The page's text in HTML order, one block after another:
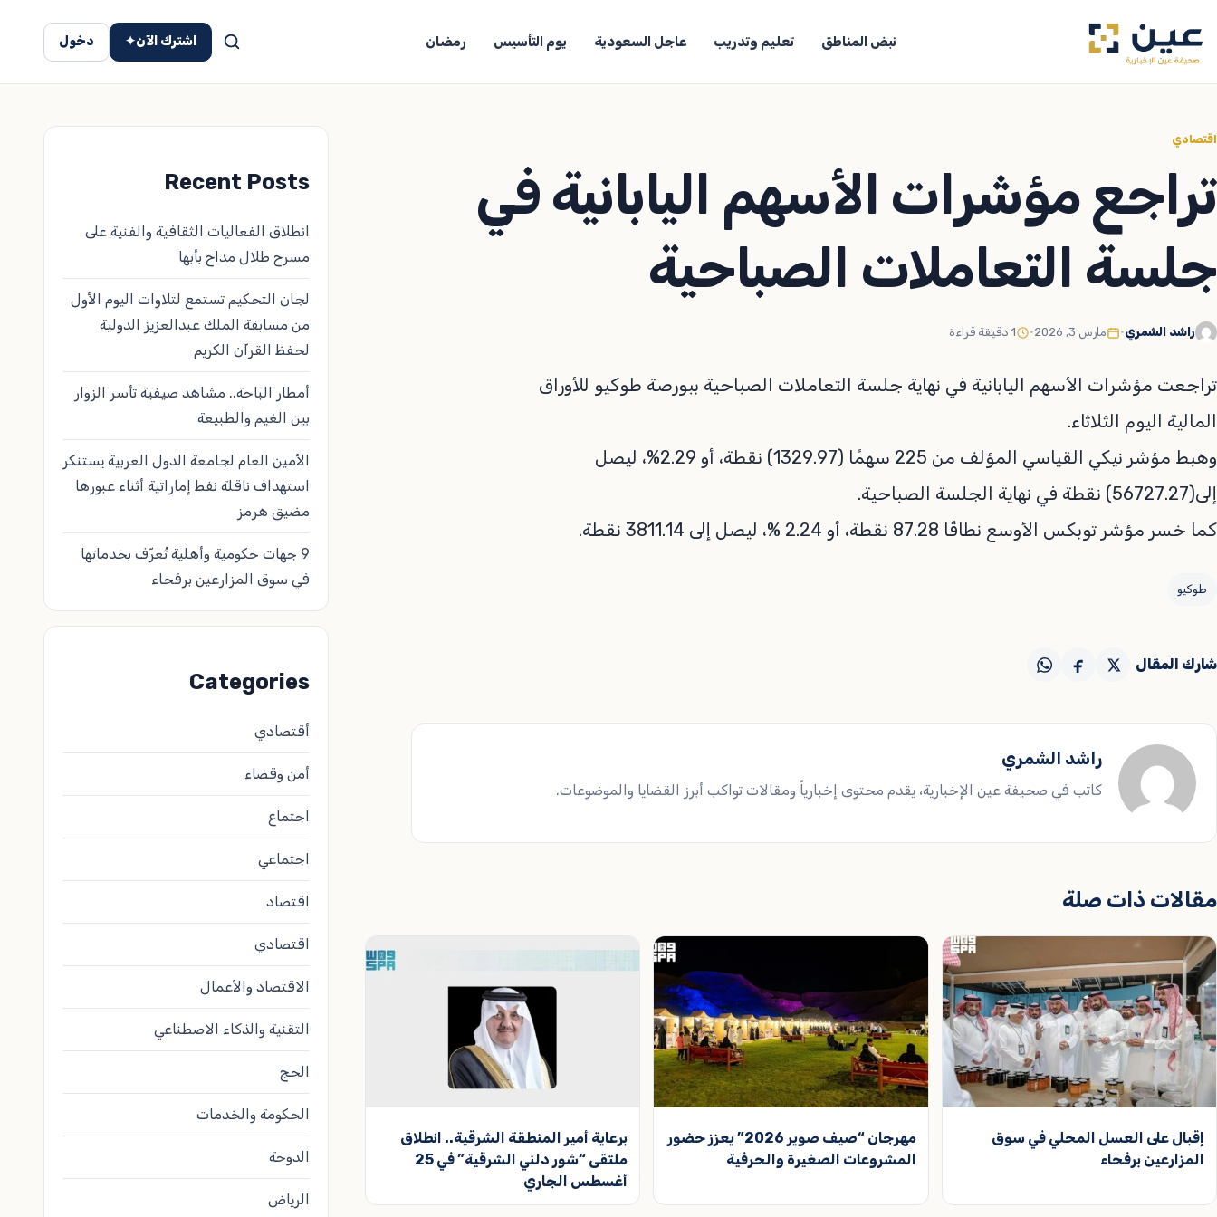
إلى
المحتوى
نبض المناطق تعليم وتدريب عاجل السعودية يوم التأسيس رمضان اشترك الآن✦ دخول
اقتصادي
تراجع مؤشرات الأسهم اليابانية في
جلسة التعاملات الصباحية
راشد الشمري• مارس 3, 2026 • 1 دقيقة قراءة
تراجعت مؤشرات الأسهم اليابانية في نهاية جلسة التعاملات الصباحية ببورصة طوكيو للأوراق
المالية اليوم الثلاثاء.
وهبط مؤشر نيكي القياسي المؤلف من 225 سهمًا (1329.97) نقطة، أو 2.29%، ليصل
إلى(56727.27) نقطة في نهاية الجلسة الصباحية.
كما خسر مؤشر توبكس الأوسع نطاقًا 87.28 نقطة، أو 2.24 %، ليصل إلى 3811.14 نقطة.
طوكيو
شارك المقال
راشد الشمري
كاتب في صحيفة عين الإخبارية، يقدم محتوى إخبارياً ومقالات تواكب أبرز القضايا والموضوعات.
مقالات ذات صلة
إقبال على العسل المحلي في سوق
المزارعين برفحاء
مهرجان “صيف صوير 2026” يعزز حضور
المشروعات الصغيرة والحرفية
برعاية أمير المنطقة الشرقية.. انطلاق
ملتقى “شور دلني الشرقية” في 25
أغسطس الجاري
Recent Posts
انطلاق الفعاليات الثقافية والفنية على
مسرح طلال مداح بأبها
لجان التحكيم تستمع لتلاوات اليوم الأول
من مسابقة الملك عبدالعزيز الدولية
لحفظ القرآن الكريم
أمطار الباحة.. مشاهد صيفية تأسر الزوار
بين الغيم والطبيعة
الأمين العام لجامعة الدول العربية يستنكر
استهداف ناقلة نفط إماراتية أثناء عبورها
مضيق هرمز
9 جهات حكومية وأهلية تُعرّف بخدماتها
في سوق المزارعين برفحاء
Categories
أقتصادي
أمن وقضاء
اجتماع
اجتماعي
اقتصاد
اقتصادي
الاقتصاد والأعمال
التقنية والذكاء الاصطناعي
الحج
الحكومة والخدمات
الدوحة
الرياض